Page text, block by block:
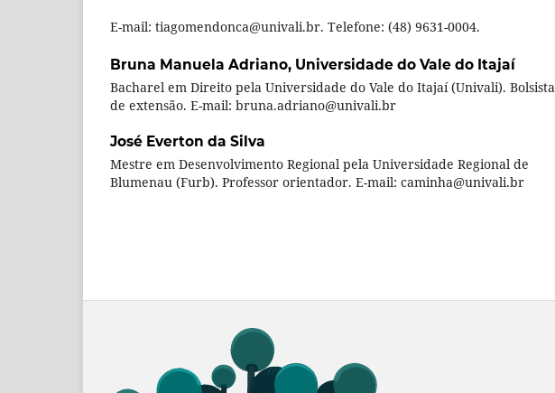
E-mail: tiagomendonca@univali.br. Telefone: (48) 9631-0004.
Bruna Manuela Adriano, Universidade do Vale do Itajaí
Bacharel em Direito pela Universidade do Vale do Itajaí (Univali). Bolsista
de extensão. E-mail: bruna.adriano@univali.br
José Everton da Silva
Mestre em Desenvolvimento Regional pela Universidade Regional de
Blumenau (Furb). Professor orientador. E-mail: caminha@univali.br